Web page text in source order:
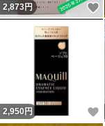
2,873円
2,950 円